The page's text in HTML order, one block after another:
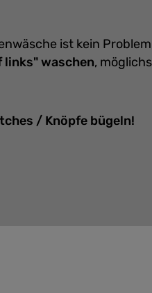
ist kein
links" waschen,
/ Knöpfe bügeln!